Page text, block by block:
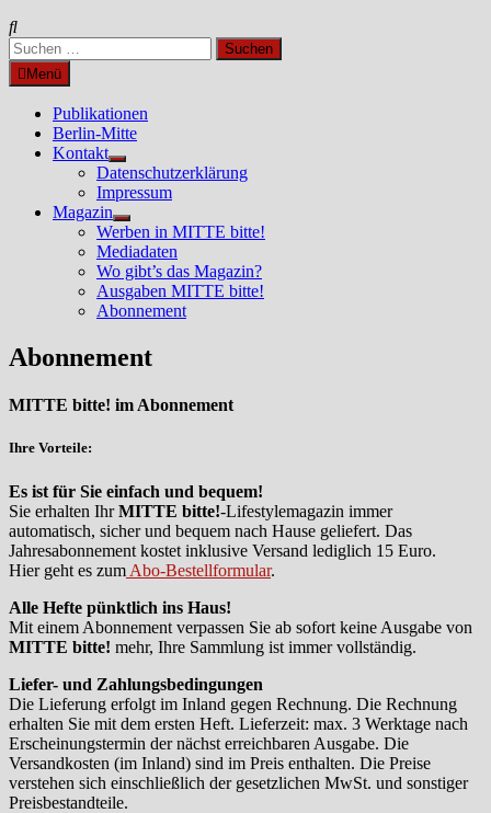
Suchen
nach:Menü
Publikationen
Berlin-Mitte
Kontakt
Untermenü
anzeigen
Datenschutzerklärung
Impressum
Magazin
Untermenü
anzeigen
Werben in MITTE bitte!
Mediadaten
Wo gibt’s das Magazin?
Ausgaben MITTE bitte!
Abonnement
Abonnement
MITTE bitte! im Abonnement
Ihre Vorteile:
Es ist für Sie einfach und bequem!
Sie erhalten IhrMITTE bitte!-Lifestylemagazin immer
automatisch, sicher und bequem nach Hause geliefert. Das
Jahresabonnement kostet inklusive Versand lediglich 15 Euro.
Hier geht es zum Abo-Bestellformular.
Alle Hefte pünktlich ins Haus!
Mit einem Abonnement verpassen Sie ab sofort keine Ausgabe von
MITTE bitte! mehr, Ihre Sammlung ist immer vollständig.
Liefer- und Zahlungsbedingungen
Die Lieferung erfolgt im Inland gegen Rechnung. Die Rechnung
erhalten Sie mit dem ersten Heft. Lieferzeit: max. 3 Werktage nach
Erscheinungstermin der nächst erreichbaren Ausgabe. Die
Versandkosten (im Inland) sind im Preis enthalten. Die Preise
verstehen sich einschließlich der gesetzlichen MwSt. und sonstiger
Preisbestandteile.